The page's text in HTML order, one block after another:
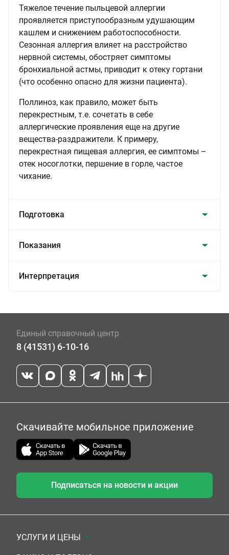
Тяжелое течение пыльцевой аллергии
проявляется приступообразным удушающим
кашлем и снижением работоспособности.
Сезонная аллергия влияет на расстройство
нервной системы, обостряет симптомы
бронхиальной астмы, приводит к отеку гортани
(что особенно опасно для жизни пациента).
Поллиноз, как правило, может быть
перекрестным, т.е. сочетать в себе
аллергические проявления еще на другие
вещества-раздражители. К примеру,
перекрестная пищевая аллергия, ее симптомы –
отек носоглотки, першение в горле, частое
чихание.
Подготовка
Показания
Интерпретация
Единый справочный центр
8 (41531) 6-10-16
Скачивайте мобильное приложение
Подписаться на новости и акции
УСЛУГИ И ЦЕНЫ